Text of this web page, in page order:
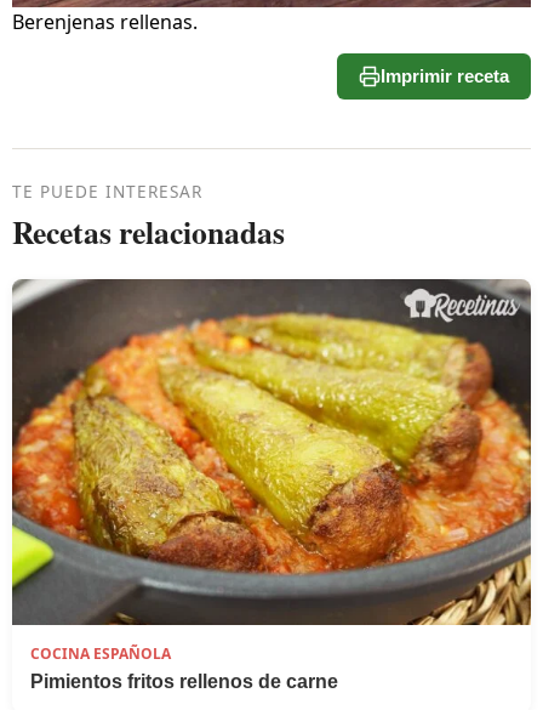
Berenjenas rellenas.
Imprimir receta
TE PUEDE INTERESAR
Recetas relacionadas
COCINA ESPAÑOLA
Pimientos fritos rellenos de carne